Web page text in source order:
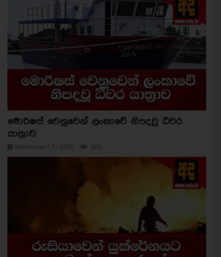
මොරිෂස් වෙනුවෙන් ලංකාවේ නිපදවූ ධීවර
යාත්‍රාව
Wednesday / 5 / 2026 369